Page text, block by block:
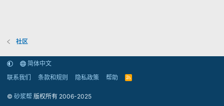
社区
简体中文
联系我们
条款和规则 隐私政策 帮助
R
© 砂浆帮 版权所有 2006-2025